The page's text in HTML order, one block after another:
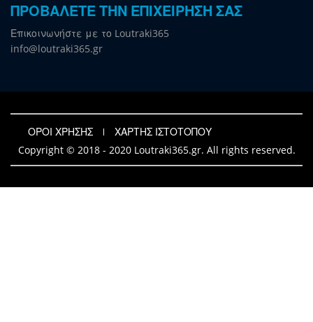
ΠΡΟΒΑΛΕΤΕ ΤΗΝ ΕΠΙΧΕΙΡΗΣΗ ΣΑΣ
Επικοινωνήστε με το Loutraki365
info@loutraki365.gr
ΟΡΟΙ ΧΡΗΣΗΣ
ΧΑΡΤΗΣ ΙΣΤΟΤΟΠΟΥ
Copyright © 2018 - 2020 Loutraki365.gr. All rights reserved.